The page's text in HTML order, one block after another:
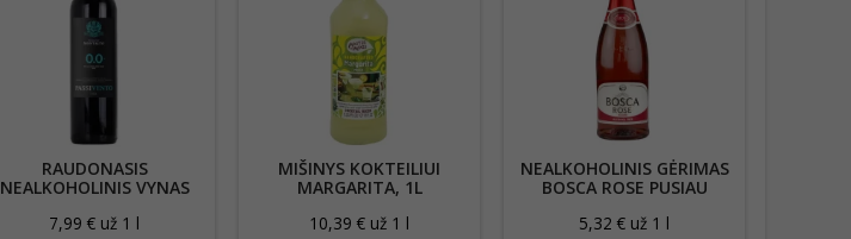
RAUDONASIS
NEALKOHOLINIS VYNAS
PASSIVENTO 750 ML
7,99 € už 1 l
MIŠINYS KOKTEILIUI
MARGARITA, 1L
10,39 € už 1 l
NEALKOHOLINIS GĖRIMAS
BOSCA ROSE PUSIAU
5,32 € už 1 l